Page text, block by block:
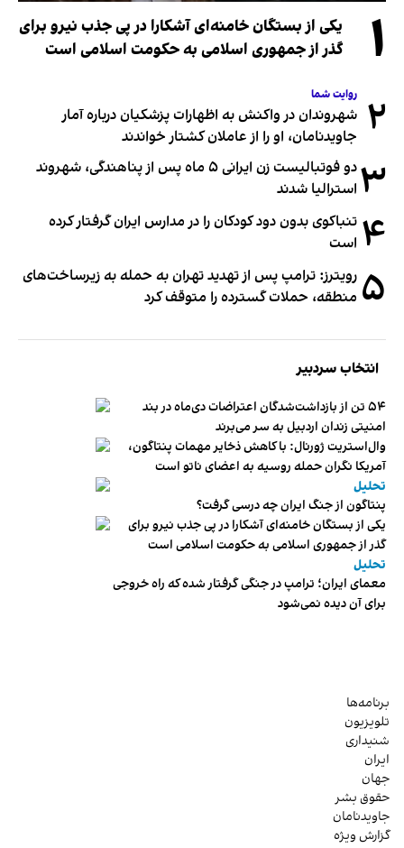
۱
یکی از بستگان خامنه‌ای آشکارا در پی جذب نیرو برای
گذر از جمهوری اسلامی به حکومت اسلامی است
۲ روایت شما
شهروندان در واکنش به اظهارات پزشکیان درباره آمار
جاویدنامان، او را از عاملان کشتار خواندند
۳
دو فوتبالیست زن ایرانی ۵ ماه پس از پناهندگی، شهروند
استرالیا شدند
۴ تنباکوی بدون دود کودکان را در مدارس ایران گرفتار کرده
است
۵ رویترز: ترامپ پس از تهدید تهران به حمله به زیرساخت‌های
منطقه، حملات گسترده را متوقف کرد
انتخاب سردبیر
۵۴ تن از بازداشت‌شدگان اعتراضات دی‌ماه در بند
امنیتی زندان اردبیل به سر می‌برند
وال‌استریت ژورنال: با کاهش ذخایر مهمات پنتاگون،
آمریکا نگران حمله روسیه به اعضای ناتو‌ است
تحلیل
پنتاگون از جنگ ایران چه درسی گرفت؟
یکی از بستگان خامنه‌ای آشکارا در پی جذب نیرو برای
گذر از جمهوری اسلامی به حکومت اسلامی است
تحلیل
معمای ایران؛ ترامپ در جنگی گرفتار شده که راه خروجی
برای آن دیده نمی‌شود
برنامه‌ها
تلویزیون
شنیداری
ایران
جهان
حقوق بشر
جاویدنامان
گزارش ویژه